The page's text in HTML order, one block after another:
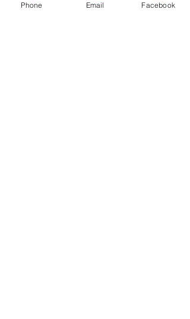
Phone Email Facebook